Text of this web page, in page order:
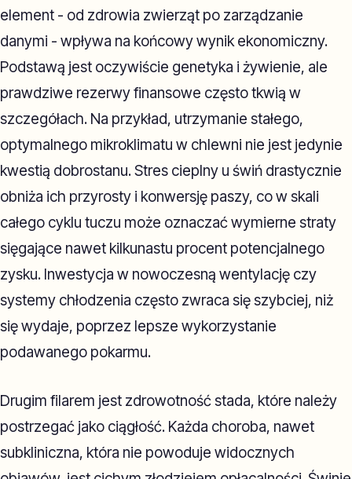
element - od zdrowia zwierząt po zarządzanie
danymi - wpływa na końcowy wynik ekonomiczny.
Podstawą jest oczywiście genetyka i żywienie, ale
prawdziwe rezerwy finansowe często tkwią w
szczegółach. Na przykład, utrzymanie stałego,
optymalnego mikroklimatu w chlewni nie jest jedynie
kwestią dobrostanu. Stres cieplny u świń drastycznie
obniża ich przyrosty i konwersję paszy, co w skali
całego cyklu tuczu może oznaczać wymierne straty
sięgające nawet kilkunastu procent potencjalnego
zysku. Inwestycja w nowoczesną wentylację czy
systemy chłodzenia często zwraca się szybciej, niż
się wydaje, poprzez lepsze wykorzystanie
podawanego pokarmu.
Drugim filarem jest zdrowotność stada, które należy
postrzegać jako ciągłość. Każda choroba, nawet
subkliniczna, która nie powoduje widocznych